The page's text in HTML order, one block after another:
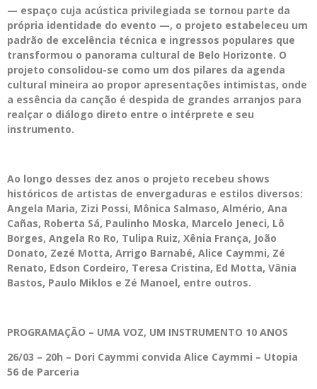
— espaço cuja acústica privilegiada se tornou parte da
própria identidade do evento —, o projeto estabeleceu um
padrão de excelência técnica e ingressos populares que
transformou o panorama cultural de Belo Horizonte. O
projeto consolidou-se como um dos pilares da agenda
cultural mineira ao propor apresentações intimistas, onde
a essência da canção é despida de grandes arranjos para
realçar o diálogo direto entre o intérprete e seu
instrumento.
Ao longo desses dez anos o projeto recebeu shows
históricos de artistas de envergaduras e estilos diversos:
Angela Maria, Zizi Possi, Mônica Salmaso, Almério, Ana
Cañas, Roberta Sá, Paulinho Moska, Marcelo Jeneci, Lô
Borges, Angela Ro Ro, Tulipa Ruiz, Xênia França, João
Donato, Zezé Motta, Arrigo Barnabé, Alice Caymmi, Zé
Renato, Edson Cordeiro, Teresa Cristina, Ed Motta, Vânia
Bastos, Paulo Miklos e Zé Manoel, entre outros.
PROGRAMAÇÃO – UMA VOZ, UM INSTRUMENTO 10 ANOS
26/03 – 20h – Dori Caymmi convida Alice Caymmi – Utopia
56 de Parceria